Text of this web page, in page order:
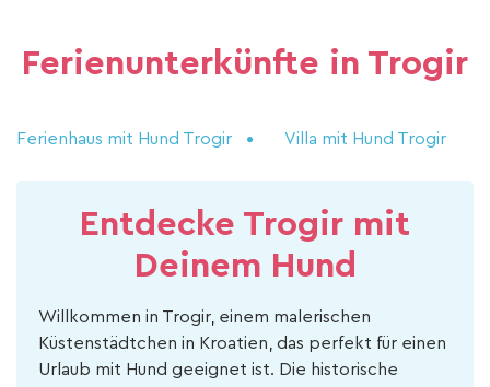
Ferienunterkünfte in Trogir
Ferienhaus mit Hund Trogir Villa mit Hund Trogir
Entdecke Trogir mit
Deinem Hund
Willkommen in Trogir, einem malerischen
Küstenstädtchen in Kroatien, das perfekt für einen
Urlaub mit Hund geeignet ist. Die historische